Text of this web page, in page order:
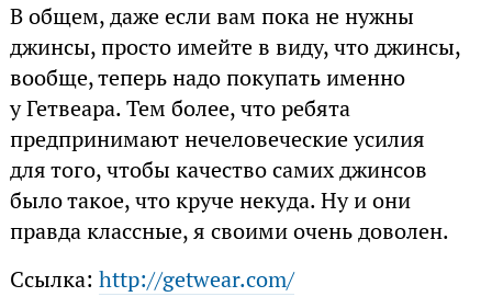
В общем, даже если вам пока не нужны
джинсы, просто имейте в виду, что джинсы,
вообще, теперь надо покупать именно
у Гетвеара. Тем более, что ребята
предпринимают нечеловеческие усилия
для того, чтобы качество самих джинсов
было такое, что круче некуда. Ну и они
правда классные, я своими очень доволен.
Ссылка: http://getwear.com/